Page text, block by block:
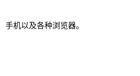
手机以及各种浏览器。